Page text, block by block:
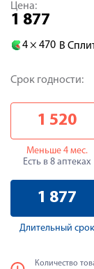
Цена:
1 877
4 × 470 В
Срок годности:
1 520
Меньше 4 мес.
Есть в 8 аптеках
1 877
Длительный срок
Количество